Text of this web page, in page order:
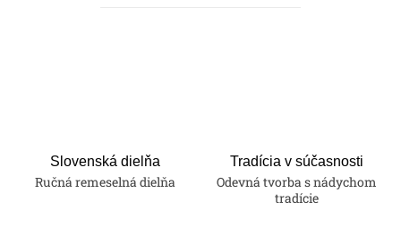
Slovenská dielňa
Ručná remeselná dielňa
Tradícia v súčasnosti
Odevná tvorba s nádychom
tradície